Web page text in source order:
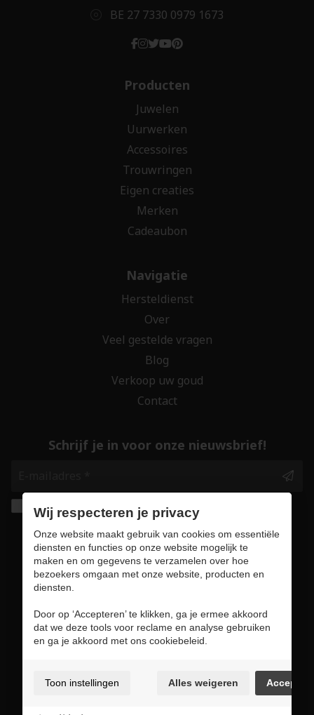
BE 27 7330 0979 1673
Producten
Juwelen
Uurwerken
Accessoires
Trouwringen
Eigen creaties
Merken
Cadeaubon
Navigatie
Hersteldienst
Over
Veel gestelde vragen
Blog
Verkoop uw goud
Contact
Schrijf je in voor onze nieuwsbrief!
Ik geef de toestemming om mijn gegevens te
bewaren en verwerken zoals aangegeven in
onzeprivacy statement. *
Cookie voorkeuren
Wij respecteren je privacy
Onze website maakt gebruik van cookies om essentiële
diensten en functies op onze website mogelijk te
maken en om gegevens te verzamelen over hoe
bezoekers omgaan met onze website, producten en
diensten.
Door op ‘Accepteren’ te klikken, ga je ermee akkoord
dat we deze tools voor reclame en analyse gebruiken
en ga je akkoord met ons cookiebeleid.
Toon instellingen Alles weigeren